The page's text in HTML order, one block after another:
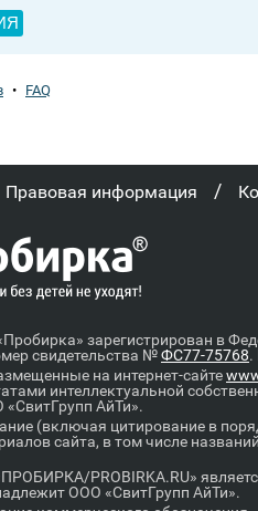
• FAQ
Правовая информация /
зарегистрирован в
свидетельства №ФС77-75768.
на интернет-сайте
интеллектуальной
АйТи».
(включая цитирование в
сайта, в том числе
PROBIRKA.RU»
ООО «СвитГрупп АйТи».